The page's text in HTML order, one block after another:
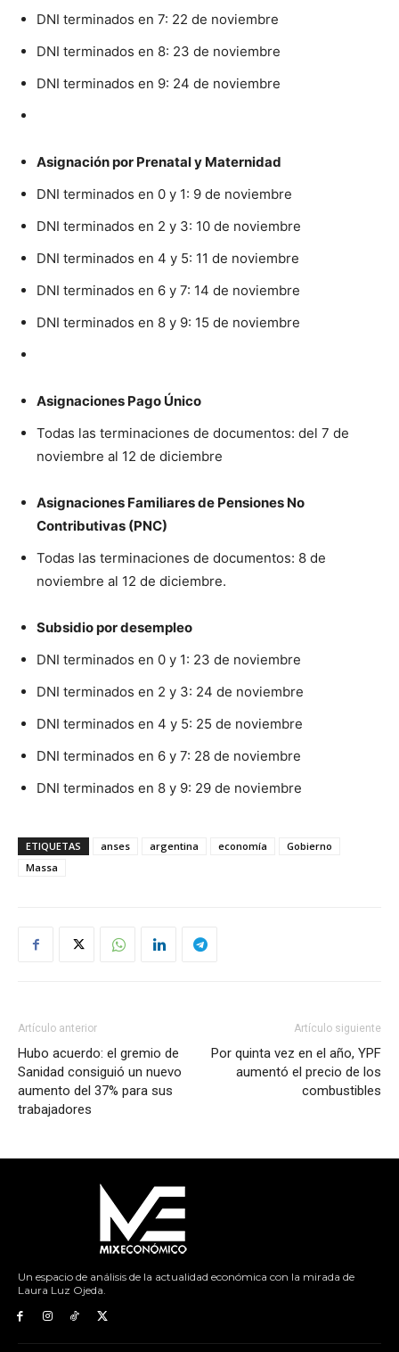
DNI terminados en 7: 22 de noviembre
DNI terminados en 8: 23 de noviembre
DNI terminados en 9: 24 de noviembre
Asignación por Prenatal y Maternidad
DNI terminados en 0 y 1: 9 de noviembre
DNI terminados en 2 y 3: 10 de noviembre
DNI terminados en 4 y 5: 11 de noviembre
DNI terminados en 6 y 7: 14 de noviembre
DNI terminados en 8 y 9: 15 de noviembre
Asignaciones Pago Único
Todas las terminaciones de documentos: del 7 de
noviembre al 12 de diciembre
Asignaciones Familiares de Pensiones No
Contributivas (PNC)
Todas las terminaciones de documentos: 8 de
noviembre al 12 de diciembre.
Subsidio por desempleo
DNI terminados en 0 y 1: 23 de noviembre
DNI terminados en 2 y 3: 24 de noviembre
DNI terminados en 4 y 5: 25 de noviembre
DNI terminados en 6 y 7: 28 de noviembre
DNI terminados en 8 y 9: 29 de noviembre
ETIQUETAS anses argentina economía
Gobierno
Massa
Artículo anterior
Hubo acuerdo: el gremio de
Sanidad consiguió un nuevo
aumento del 37% para sus
trabajadores
Artículo siguiente
Por quinta vez en el año, YPF
aumentó el precio de los
combustibles
Un espacio de análisis de la actualidad económica con la mirada de
Laura Luz Ojeda.